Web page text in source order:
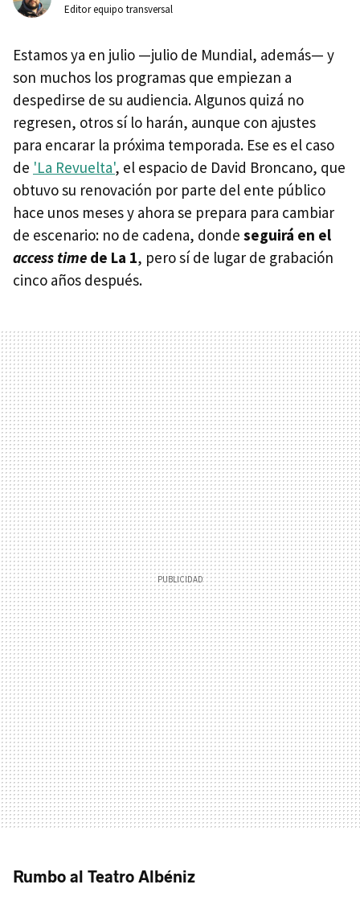
Editor equipo transversal
Estamos ya en julio —julio de Mundial, además— y
son muchos los programas que empiezan a
despedirse de su audiencia. Algunos quizá no
regresen, otros sí lo harán, aunque con ajustes
para encarar la próxima temporada. Ese es el caso
de 'La Revuelta', el espacio de David Broncano, que
obtuvo su renovación por parte del ente público
hace unos meses y ahora se prepara para cambiar
de escenario: no de cadena, donde seguirá en el
access time de La 1, pero sí de lugar de grabación
cinco años después.
Rumbo al Teatro Albéniz